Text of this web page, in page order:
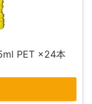
PET ×24本